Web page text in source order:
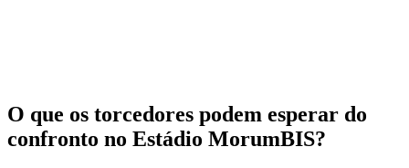
O que os torcedores podem esperar do
confronto no Estádio MorumBIS?